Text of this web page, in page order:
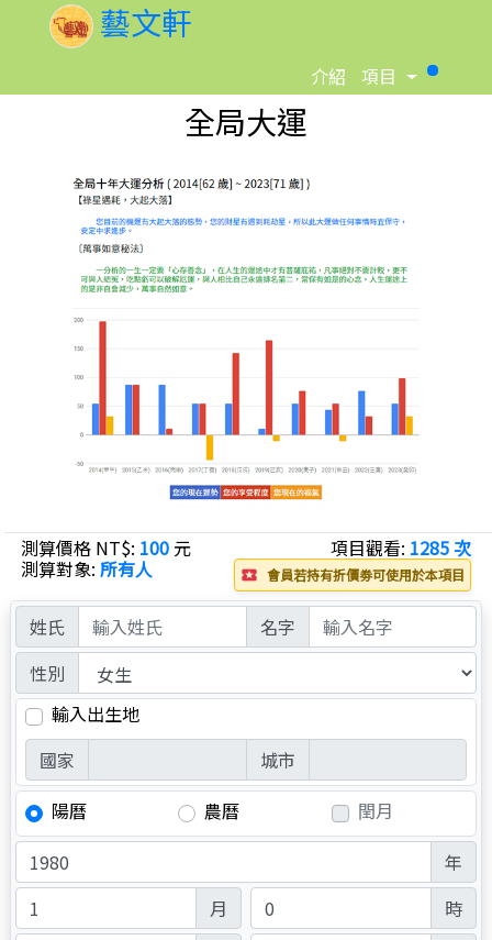
藝文軒
介紹 項目 Toggle
全局大運
測算價格 NT$: 100 元 項目觀看: 1285 次
測算對象: 所有人 local_play 會員若持有折價劵可使用於本項目
姓氏
名字
性別
輸入出生地
國家
城市
陽曆
農曆
閏月
年
月
時